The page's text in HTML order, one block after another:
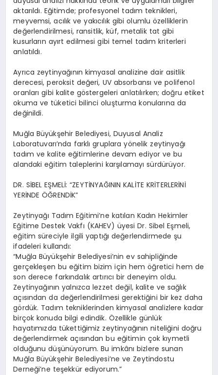
aktarıldı. Eğitimde; profesyonel tadım teknikleri,
meyvemsi, acılık ve yakıcılık gibi olumlu özelliklerin
değerlendirilmesi, ransitlik, küf, metalik tat gibi
kusurların ayırt edilmesi gibi temel tadım kriterleri
anlatıldı.
Ayrıca zeytinyağının kimyasal analizine dair asitlik
derecesi, peroksit değeri, UV absorbansı ve polifenol
oranları gibi kalite göstergeleri anlatılırken; doğru etiket
okuma ve tüketici bilinci oluşturma konularına da
değinildi.
Muğla Büyükşehir Belediyesi, Duyusal Analiz
Laboratuvarı’nda farklı gruplara yönelik zeytinyağı
tadım ve kalite eğitimlerine devam ediyor ve bu
alandaki eğitim taleplerini karşılamayı sürdürüyor.
DR. SİBEL EŞMELİ: “ZEYTİNYAĞININ KALİTE KRİTERLERİNİ
YERİNDE ÖĞRENDİK”
Zeytinyağı Tadım Eğitimi’ne katılan Kadın Hekimler
Eğitime Destek Vakfı (KAHEV) üyesi Dr. Sibel Eşmeli,
eğitim süreciyle ilgili yaptığı değerlendirmede şu
ifadeleri kullandı:
“Muğla Büyükşehir Belediyesi’nin ev sahipliğinde
gerçekleşen bu eğitim bizim için hem öğretici hem de
son derece farkındalık artırıcı bir deneyim oldu.
Zeytinyağının yalnızca lezzet değil, kalite ve sağlık
açısından da değerlendirilmesi gerektiğini bir kez daha
gördük. Tadım tekniklerinden kimyasal analizlere kadar
birçok konuda bilgi edindik. Özellikle günlük
hayatımızda tükettiğimiz zeytinyağının niteliğini doğru
değerlendirmek açısından bu eğitimin çok kıymetli
olduğunu düşünüyorum. Bu imkânı bizlere sunan
Muğla Büyükşehir Belediyesi’ne ve Zeytindostu
Derneği’ne teşekkür ediyorum.”